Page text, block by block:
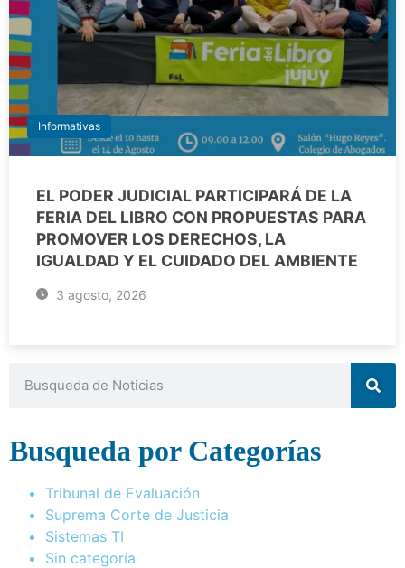
Informativas
EL PODER JUDICIAL PARTICIPARÁ DE LA
FERIA DEL LIBRO CON PROPUESTAS PARA
PROMOVER LOS DERECHOS, LA
IGUALDAD Y EL CUIDADO DEL AMBIENTE
3 agosto, 2026
Busqueda por Categorías
Tribunal de Evaluación
Suprema Corte de Justicia
Sistemas TI
Sin categoría